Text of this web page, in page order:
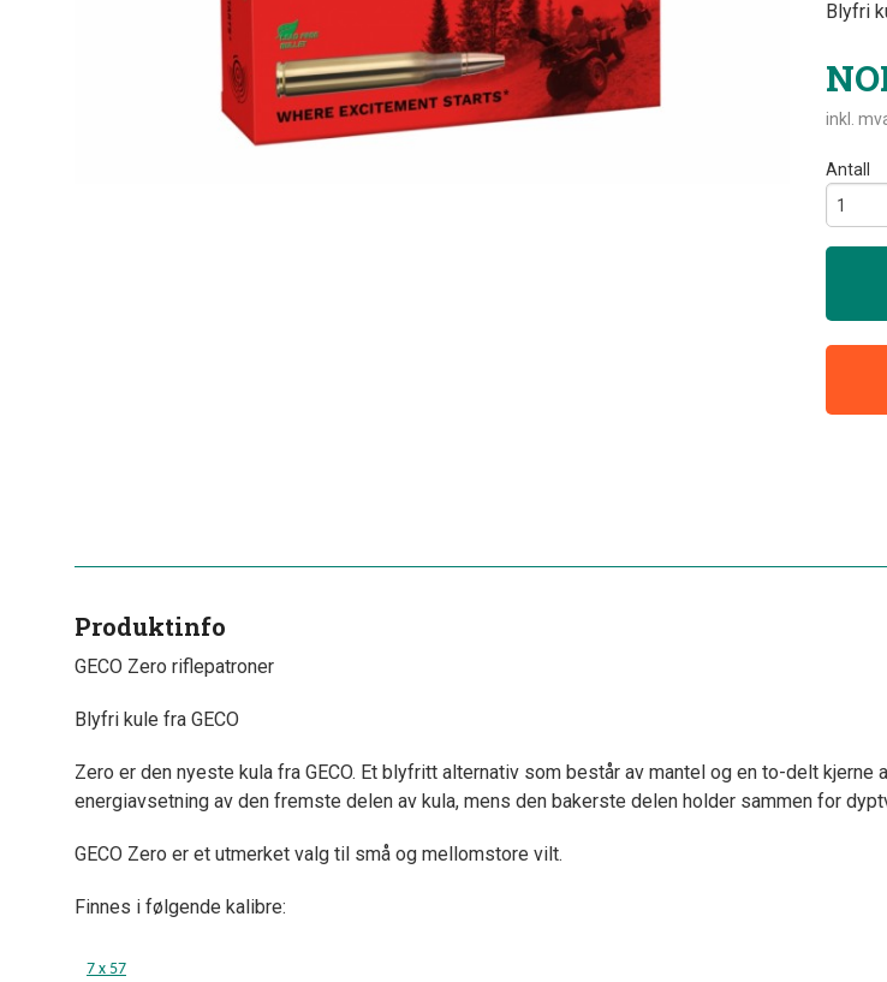
Blyfri
inkl.
Antall
Produktinfo
GECO Zero riflepatroner
Blyfri kule fra GECO
Zero er den nyeste kula fra GECO. Et blyfritt alternativ som består av mantel og en to-delt
energiavsetning av den fremste delen av kula, mens den bakerste delen holder sammen for
GECO Zero er et utmerket valg til små og mellomstore vilt.
Finnes i følgende kalibre:
7 x 57